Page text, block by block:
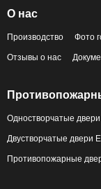
О нас
Производство Фото
Отзывы о нас
Одностворчатые
Двустворчатые двери
Противопожарные